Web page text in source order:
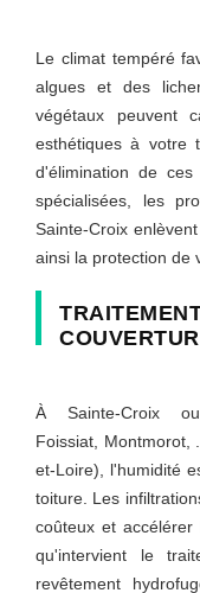
Le climat tempéré
algues et des
végétaux peuvent
esthétiques à votre
d'élimination de
spécialisées, les
Sainte-Croix
ainsi la protection de
À Sainte-Croix ou
Foissiat, Montmorot,
et-Loire), l'humidité
toiture. Les
coûteux et
qu'intervient le
revêtement